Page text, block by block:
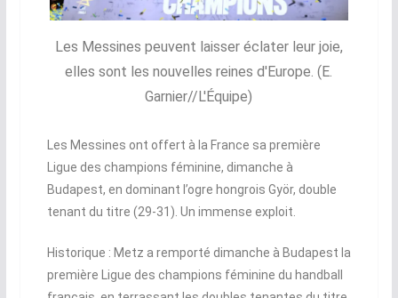
Les Messines peuvent laisser éclater leur joie,
elles sont les nouvelles reines d'Europe. (E.
Garnier//L'Équipe)
Les Messines ont offert à la France sa première
Ligue des champions féminine, dimanche à
Budapest, en dominant l’ogre hongrois Györ, double
tenant du titre (29-31). Un immense exploit.
Historique : Metz a remporté dimanche à Budapest la
première Ligue des champions féminine du handball